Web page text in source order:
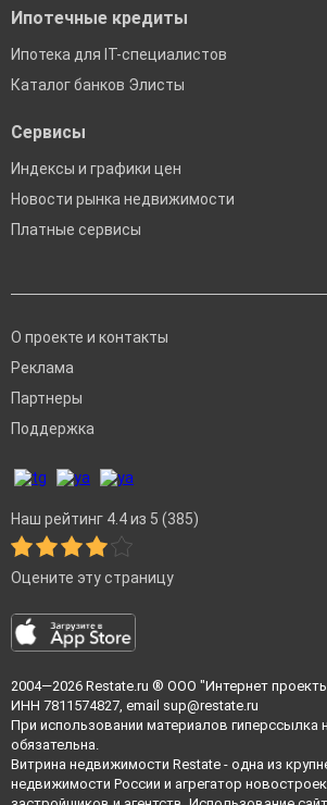
Ипотечные кредиты
Ипотека для IT-специалистов
Каталог банков Элисты
Сервисы
Индексы и графики цен
Новости рынка недвижимости
Платные сервисы
О проекте и контакты
Реклама
Партнеры
Поддержка
Наш рейтинг 4.4 из 5 (385)
Оцените эту страницу
2004—2026 Restate.ru ® ООО "Интернет
ИНН 7811574827, email sup@restate.ru
При использовании материалов гиперссылка
обязательна.
Витрина недвижимости Restate - одна из
недвижимости России и агрегатор